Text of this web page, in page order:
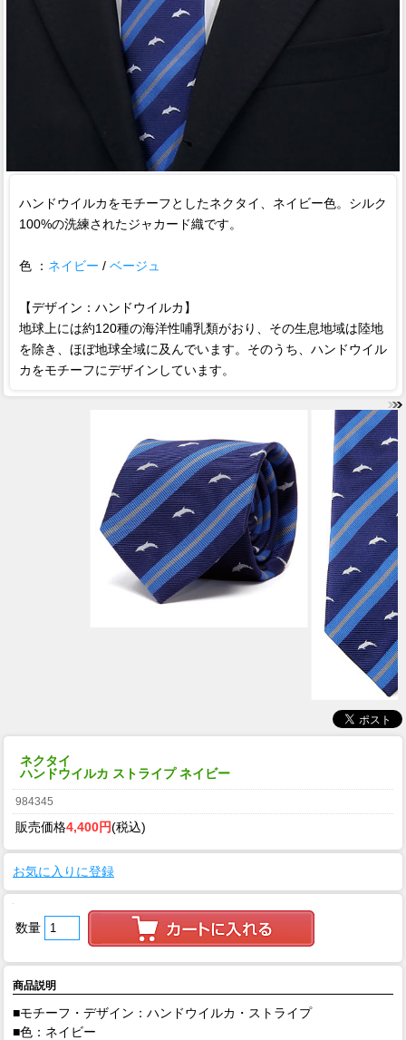
ハンドウイルカをモチーフとしたネクタイ、ネイビー色。シルク
100%の洗練されたジャカード織です。
色 ： ネイビー / ベージュ
【デザイン：ハンドウイルカ】
地球上には約120種の海洋性哺乳類がおり、その生息地域は陸地
を除き、ほぼ地球全域に及んでいます。そのうち、ハンドウイル
カをモチーフにデザインしています。
ネクタイ
ハンドウイルカ ストライプ ネイビー
984345
販売価格4,400円(税込)
お気に入りに登録
数量
商品説明
■モチーフ・デザイン：ハンドウイルカ・ストライプ
■色：ネイビー